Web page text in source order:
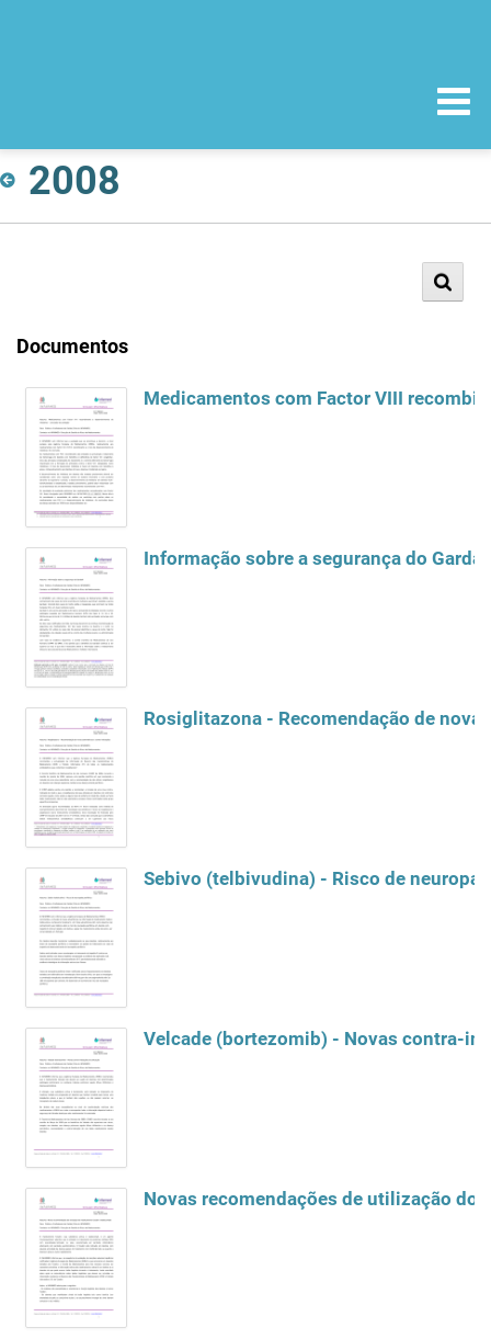
2008
Documentos
Medicamentos com Factor VIII
Informação sobre a segurança do
Rosiglitazona - Recomendação de
Sebivo (telbivudina) - Risco de
Velcade (bortezomib) - Novas contra-
Novas recomendações de utilização do